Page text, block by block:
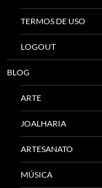
TERMOS DE USO
LOGOUT
BLOG
ARTE
JOALHARIA
ARTESANATO
MÚSICA